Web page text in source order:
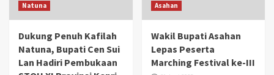
Natuna
Dukung Penuh Kafilah
Natuna, Bupati Cen Sui
Lan Hadiri Pembukaan
Asahan
Wakil Bupati Asahan
Lepas Peserta
Marching Festival ke-III